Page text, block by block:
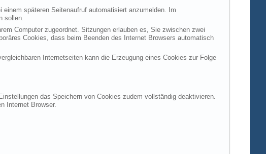
späteren Seitenaufruf automatisiert anzumelden. Im
sollen.
Computer zugeordnet. Sitzungen erlauben es, Sie zwischen zwei
Cookies, dass beim Beenden des Internet Browsers automatisch
Internetseiten kann die Erzeugung eines Cookies zur Folge
das Speichern von Cookies zudem vollständig deaktivieren.
Internet Browser.